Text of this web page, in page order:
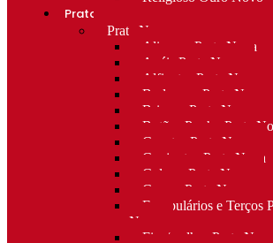
Prata
Prata Nova
Alianças Prata Nova
Anéis Prata Nova
Alfinetes Prata Nova
Berloques Prata Nova
Brincos Prata Nova
Botões Punho Prata
Canetas Prata Nova
Conjuntos Prata Nova
Colares Prata Nova
Cruzes Prata Nova
Escapulários e Terços
Nova
Fios/malhas Prata Nova